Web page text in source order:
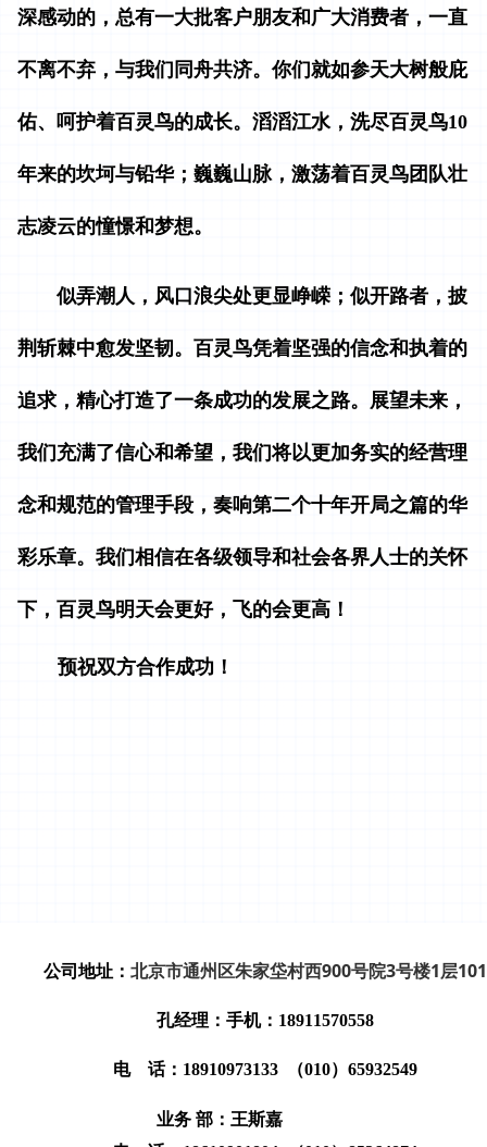
深感动的，总有一大批客户朋友和广大消费者，一直
不离不弃，与我们同舟共济。你们就如参天大树般庇
佑、呵护着百灵鸟的成长。滔滔江水，洗尽百灵鸟10
年来的坎坷与铅华；巍巍山脉，激荡着百灵鸟团队壮
志凌云的憧憬和梦想。
似弄潮人，风口浪尖处更显峥嵘；似开路者，披
荆斩棘中愈发坚韧。百灵鸟凭着坚强的信念和执着的
追求，精心打造了一条成功的发展之路。展望未来，
我们充满了信心和希望，我们将以更加务实的经营理
念和规范的管理手段，奏响第二个十年开局之篇的华
彩乐章。我们相信在各级领导和社会各界人士的关怀
下，百灵鸟明天会更好，飞的会更高！
预祝双方合作成功！
公司地址： 北京市通州区朱家垈村西900号院3号楼1层101
孔经理： 手机：18911570558
电 话：18910973133 （010）65932549
业务 部：王斯嘉